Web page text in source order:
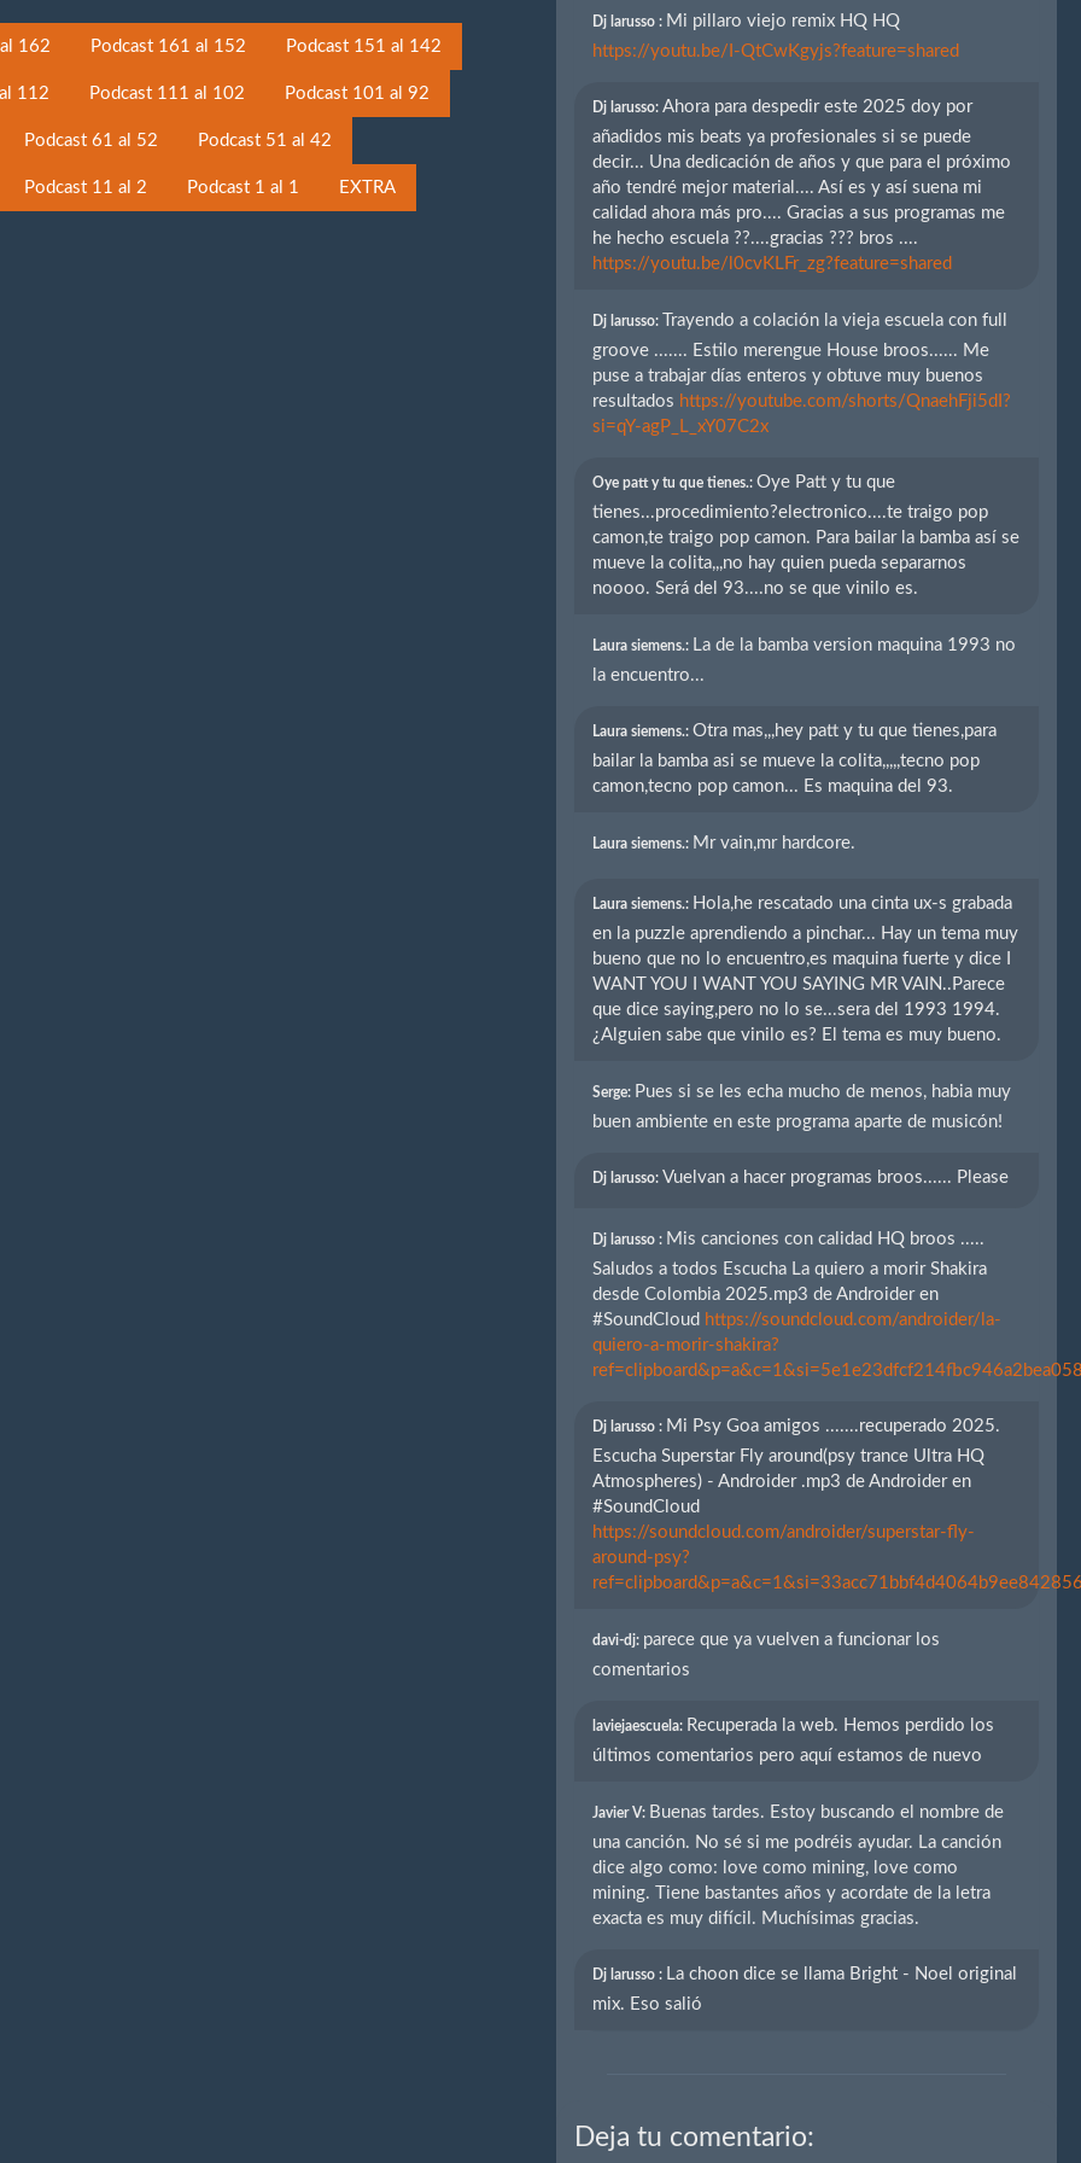
162 Podcast 161 al 152 Podcast 151 al 142
112 Podcast 111 al 102 Podcast 101 al 92
Podcast 61 al 52 Podcast 51 al 42
Podcast 11 al 2 Podcast 1 al 1 EXTRA
Dj larusso : Mi pillaro viejo remix HQ HQ
https://youtu.be/I-QtCwKgyjs?feature=shared
Dj larusso:Ahora para despedir este 2025 doy por
añadidos mis beats ya profesionales si se puede
decir... Una dedicación de años y que para el próximo
año tendré mejor material.... Así es y así suena mi
calidad ahora más pro.... Gracias a sus programas me
he hecho escuela ??....gracias ??? bros ....
https://youtu.be/l0cvKLFr_zg?feature=shared
Dj larusso: Trayendo a colación la vieja escuela con full
groove ....... Estilo merengue House broos...... Me
puse a trabajar días enteros y obtuve muy buenos
resultados https://youtube.com/shorts/QnaehFji5dI?
si=qY-agP_L_xY07C2x
Oye patt y tu que tienes.:Oye Patt y tu que
tienes...procedimiento?electronico....te traigo pop
camon,te traigo pop camon. Para bailar la bamba así se
mueve la colita,,,no hay quien pueda separarnos
noooo. Será del 93....no se que vinilo es.
Laura siemens.: La de la bamba version maquina 1993 no
la encuentro...
Laura siemens.:Otra mas,,,hey patt y tu que tienes,para
bailar la bamba asi se mueve la colita,,,,,tecno pop
camon,tecno pop camon... Es maquina del 93.
Laura siemens.: Mr vain,mr hardcore.
Laura siemens.: Hola,he rescatado una cinta ux-s grabada
en la puzzle aprendiendo a pinchar... Hay un tema muy
bueno que no lo encuentro,es maquina fuerte y dice I
WANT YOU I WANT YOU SAYING MR VAIN..Parece
que dice saying,pero no lo se...sera del 1993 1994.
¿Alguien sabe que vinilo es? El tema es muy bueno.
Serge: Pues si se les echa mucho de menos, habia muy
buen ambiente en este programa aparte de musicón!
Dj larusso: Vuelvan a hacer programas broos...... Please
Dj larusso : Mis canciones con calidad HQ broos .....
Saludos a todos Escucha La quiero a morir Shakira
desde Colombia 2025.mp3 de Androider en
#SoundCloud https://soundcloud.com/androider/la-
quiero-a-morir-shakira?
Dj larusso : Mi Psy Goa amigos .......recuperado 2025.
Escucha Superstar Fly around(psy trance Ultra HQ
Atmospheres) - Androider .mp3 de Androider en
#SoundCloud
https://soundcloud.com/androider/superstar-fly-
around-psy?
davi-dj: parece que ya vuelven a funcionar los
comentarios
laviejaescuela: Recuperada la web. Hemos perdido los
últimos comentarios pero aquí estamos de nuevo
Javier V: Buenas tardes. Estoy buscando el nombre de
una canción. No sé si me podréis ayudar. La canción
dice algo como: love como mining, love como
mining. Tiene bastantes años y acordate de la letra
exacta es muy difícil. Muchísimas gracias.
Dj larusso : La choon dice se llama Bright - Noel original
mix. Eso salió
Deja tu comentario: